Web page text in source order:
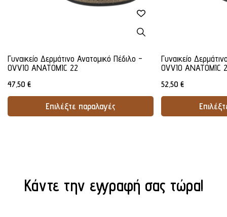
Γυναικείο Δερμάτινο Ανατομικό Πέδιλο -
OVVIO ANATOMIC 22
47,50 €
Επιλέξτε παραλαγές
Γυναικείο
OVVIO ANATOMIC
52,50 €
Κάντε την εγγραφή σας τώρα!